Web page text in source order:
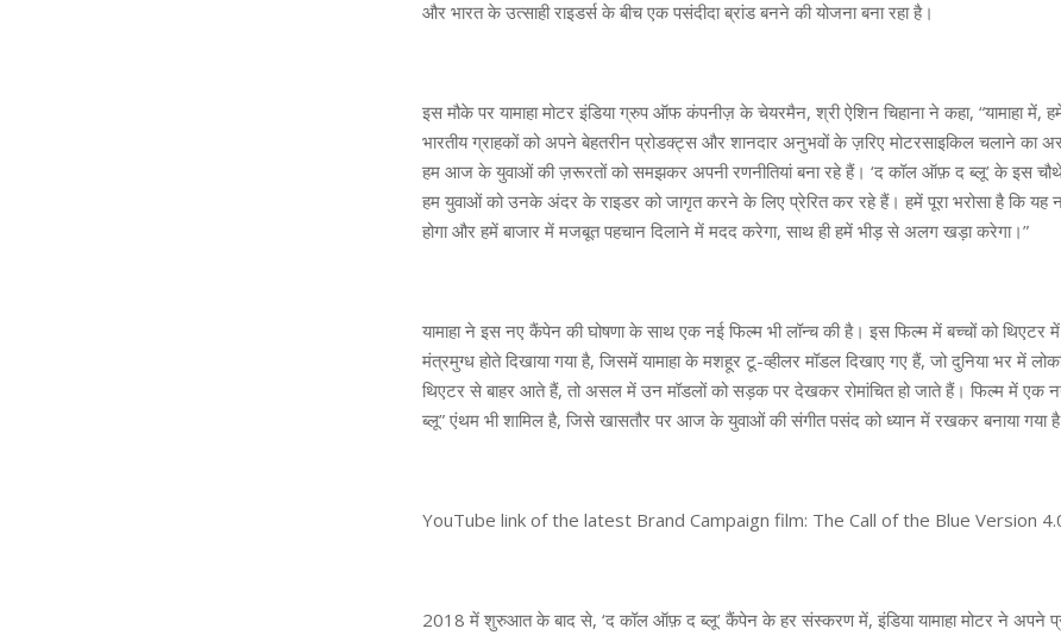
और भारत के उत्साही राइडर्स के बीच एक पसंदीदा ब्रांड बनने की योजना बना रहा है।
इस मौके पर यामाहा मोटर इंडिया ग्रुप ऑफ कंपनीज़ के चेयरमैन, श्री ऐशिन चिहाना ने कहा, “यामाहा में,
भारतीय ग्राहकों को अपने बेहतरीन प्रोडक्ट्स और शानदार अनुभवों के ज़रिए मोटरसाइकिल चलाने का
हम आज के युवाओं की ज़रूरतों को समझकर अपनी रणनीतियां बना रहे हैं। ‘द कॉल ऑफ़ द ब्लू’ के इस
हम युवाओं को उनके अंदर के राइडर को जागृत करने के लिए प्रेरित कर रहे हैं। हमें पूरा भरोसा है कि
होगा और हमें बाजार में मजबूत पहचान दिलाने में मदद करेगा, साथ ही हमें भीड़ से अलग खड़ा करेगा।”
यामाहा ने इस नए कैंपेन की घोषणा के साथ एक नई फिल्म भी लॉन्च की है। इस फिल्म में बच्‍चों को
मंत्रमुग्ध होते दिखाया गया है, जिसमें यामाहा के मशहूर टू-व्हीलर मॉडल दिखाए गए हैं, जो दुनिया भर में
थिएटर से बाहर आते हैं, तो असल में उन मॉडलों को सड़क पर देखकर रोमांचित हो जाते हैं। फिल्म में एक
ब्लू” एंथम भी शामिल है, जिसे खासतौर पर आज के युवाओं की संगीत पसंद को ध्यान में रखकर बनाया गया
YouTube link of the latest Brand Campaign film: The Call of the Blue Version
2018 में शुरुआत के बाद से, ‘द कॉल ऑफ़ द ब्लू’ कैंपेन के हर संस्करण में, इंडिया यामाहा मोटर ने अपने